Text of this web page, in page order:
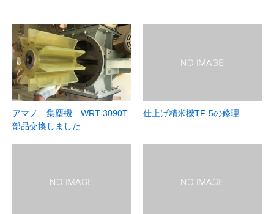
アマノ 集塵機 WRT-3090T
部品交換しました
仕上げ精米機TF-5の修理